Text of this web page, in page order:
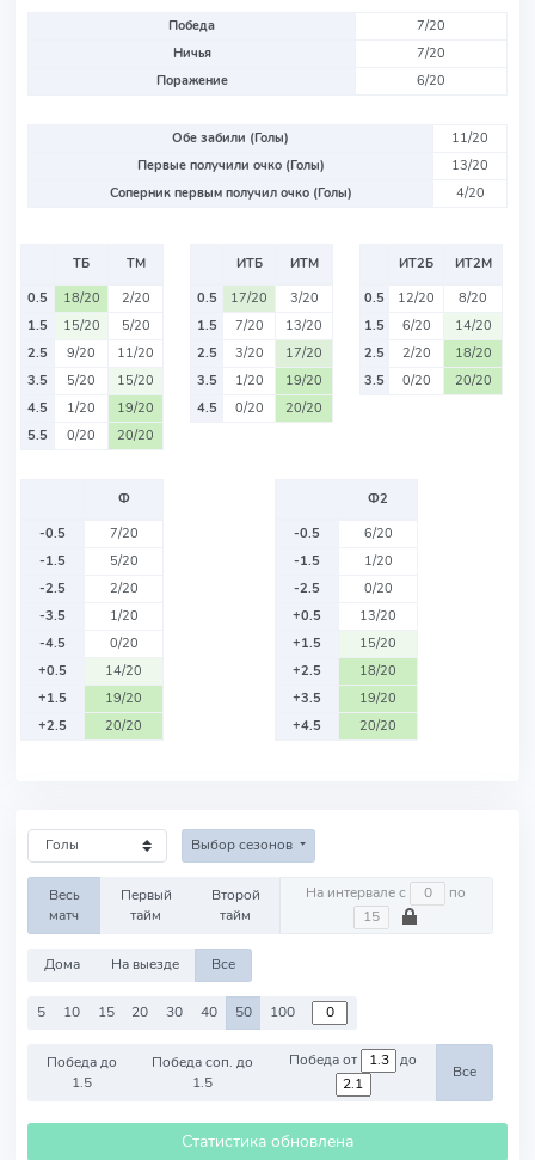
Победа
7/20
Ничья
7/20
Поражение
6/20
Обе забили (Голы)
11/20
Первые получили очко (Голы)
13/20
Соперник первым получил очко (Голы)
4/20
ТБ
ТМ
0.5
18/20
2/20
1.5
15/20
5/20
2.5
9/20
11/20
3.5
5/20
15/20
4.5
1/20
19/20
5.5
0/20 20/20
ИТБ
ИТМ
0.5
17/20
3/20
1.5
7/20
13/20
2.5
3/20
17/20
3.5
1/20
19/20
4.5
0/20 20/20
ИТ2Б
ИТ2М
0.5
12/20
8/20
1.5
6/20
14/20
2.5
2/20
18/20
3.5
0/20 20/20
Ф
-0.5
7/20
-1.5
5/20
-2.5
2/20
-3.5
1/20
-4.5
0/20
+0.5
14/20
+1.5
19/20
+2.5
20/20
Ф2
-0.5
6/20
-1.5
1/20
-2.5
0/20
+0.5
13/20
+1.5
15/20
+2.5
18/20
+3.5
19/20
+4.5
20/20
Выбор сезонов
Весь
матч
Первый
тайм
Второй
тайм
На интервале с по
Дома На выезде Все
5 10 15 20 30 40 50 100
Победа до
1.5
Победа соп. до
1.5
Победа от до
Все
Статистика обновлена